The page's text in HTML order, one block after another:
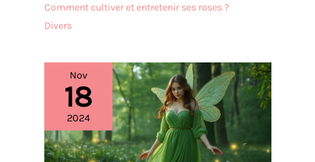
Comment cultiver et entretenir ses roses ?
Divers
Nov
18
2024